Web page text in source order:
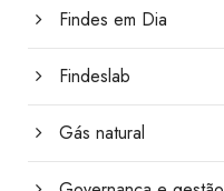
Findes em Dia
Findeslab
Gás natural